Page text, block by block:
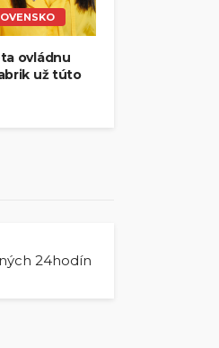
ovládnu
už túto
24hodín